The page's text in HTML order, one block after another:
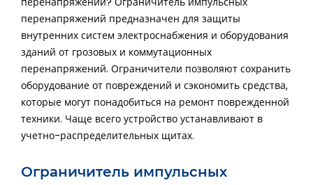
перенапряжений предназначен для защиты
внутренних систем электроснабжения и оборудования
зданий от грозовых и коммутационных
перенапряжений. Ограничители позволяют сохранить
оборудование от повреждений и сэкономить средства,
которые могут понадобиться на ремонт поврежденной
техники. Чаще всего устройство устанавливают в
учетно-распределительных щитах.
Ограничитель импульсных